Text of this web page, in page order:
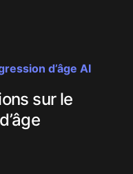
d’âge AI
sur le